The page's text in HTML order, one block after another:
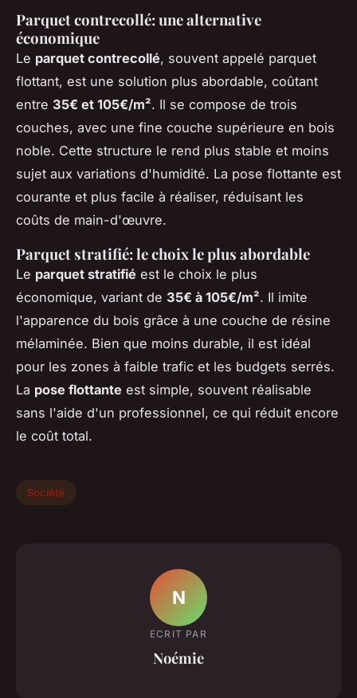
Parquet contrecollé: une alternative
économique
Le parquet contrecollé, souvent appelé parquet
flottant, est une solution plus abordable, coûtant
entre 35€ et 105€/m². Il se compose de trois
couches, avec une fine couche supérieure en bois
noble. Cette structure le rend plus stable et moins
sujet aux variations d'humidité. La pose flottante est
courante et plus facile à réaliser, réduisant les
coûts de main-d'œuvre.
Parquet stratifié: le choix le plus abordable
Le parquet stratifié est le choix le plus
économique, variant de 35€ à 105€/m². Il imite
l'apparence du bois grâce à une couche de résine
mélaminée. Bien que moins durable, il est idéal
pour les zones à faible trafic et les budgets serrés.
La pose flottante est simple, souvent réalisable
sans l'aide d'un professionnel, ce qui réduit encore
le coût total.
Société
N
ECRIT PAR
Noémie